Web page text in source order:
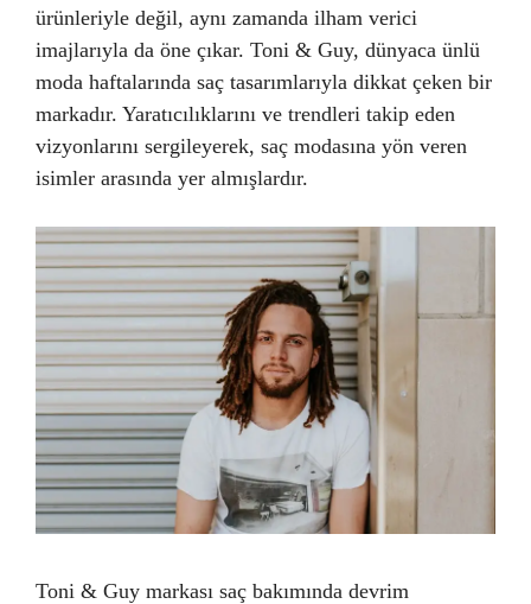
ürünleriyle değil, aynı zamanda ilham verici
imajlarıyla da öne çıkar. Toni & Guy, dünyaca ünlü
moda haftalarında saç tasarımlarıyla dikkat çeken bir
markadır. Yaratıcılıklarını ve trendleri takip eden
vizyonlarını sergileyerek, saç modasına yön veren
isimler arasında yer almışlardır.
Toni & Guy markası saç bakımında devrim